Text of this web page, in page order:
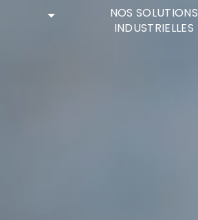
NOS SOLUTIONS
INDUSTRIELLES